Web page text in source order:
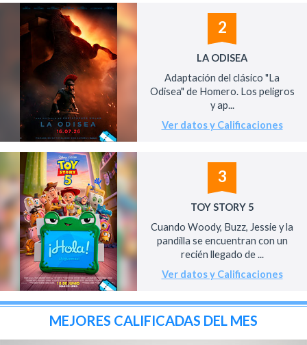
2
LA ODISEA
Adaptación del clásico "La
Odisea" de Homero. Los peligros
y ap...
Ver datos y Calificaciones
3
TOY STORY 5
Cuando Woody, Buzz, Jessie y la
pandilla se encuentran con un
recién llegado de ...
Ver datos y Calificaciones
MEJORES CALIFICADAS DEL MES